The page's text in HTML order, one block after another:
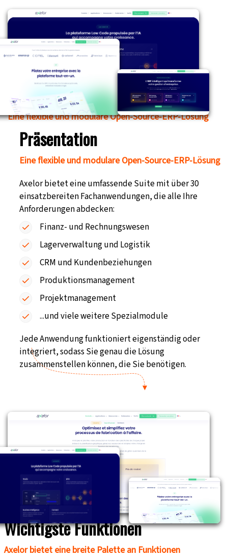
Eine flexible und modulare Open-Source-ERP-Lösung
Präsentation
Eine flexible und modulare Open-Source-ERP-Lösung
Axelor bietet eine umfassende Suite mit über30
einsatzbereiten Fachanwendungen, die alle Ihre
Anforderungen abdecken:
Finanz- und Rechnungswesen
Lagerverwaltungund Logistik
CRM und Kundenbeziehungen
Produktionsmanagement
Projektmanagement
...und viele weitere Spezialmodule
Jede Anwendung funktionierteigenständig oder
integriert, sodass Sie genau die Lösung
zusammenstellen können, die Sie benötigen.
Wichtigste Funktionen
Axelor bietet eine breite Palette an Funktionen